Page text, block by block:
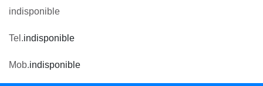
indisponible
Tel.indisponible
Mob.indisponible